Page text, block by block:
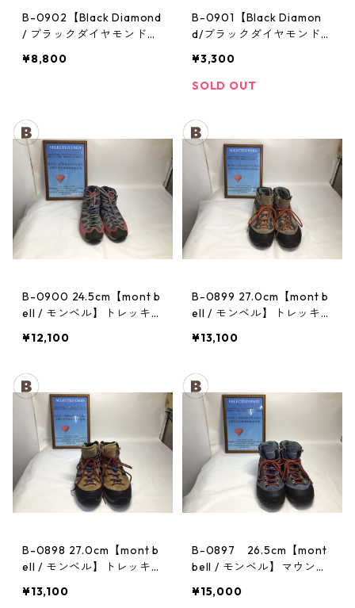
B-0902【Black Diamond
/ ブラックダイヤモンド】
イル
¥8,800
B-0901【Black Diamon
d/ブラックダイヤモンド】
¥3,300
SOLD OUT
B-0900 24.5cm【mont b
ell / モンベル】トレッキン
ルーザー レディースRDV
¥12,100
B-0899 27.0cm【mont b
ell / モンベル】トレッキン
ティトンブーツ メンズ TN
¥13,100
B-0898 27.0cm【mont b
ell / モンベル】トレッキン
ティトンブーツ メンズ GR
¥13,100
B-0897 26.5cm【mont
bell / モンベル】マウンテ
¥15,000